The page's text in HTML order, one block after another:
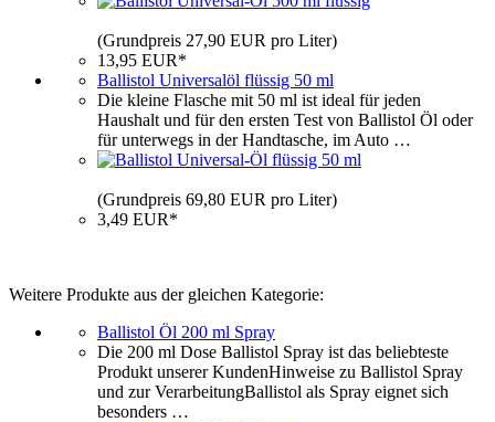
(Grundpreis 27,90 EUR pro Liter)
13,95 EUR*
Ballistol Universalöl flüssig 50 ml
Die kleine Flasche mit 50 ml ist ideal für jeden
Haushalt und für den ersten Test von Ballistol Öl oder
für unterwegs in der Handtasche, im Auto …
(Grundpreis 69,80 EUR pro Liter)
3,49 EUR*
Weitere Produkte aus der gleichen Kategorie:
Ballistol Öl 200 ml Spray
Die 200 ml Dose Ballistol Spray ist das beliebteste
Produkt unserer KundenHinweise zu Ballistol Spray
und zur VerarbeitungBallistol als Spray eignet sich
besonders …